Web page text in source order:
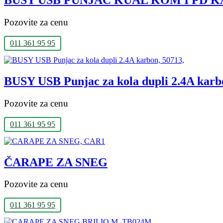
Pozovite za cenu
011 361 95 95
BUSY USB Punjac za kola dupli 2.4A
Pozovite za cenu
011 361 95 95
ČARAPE ZA SNEG
Pozovite za cenu
011 361 95 95